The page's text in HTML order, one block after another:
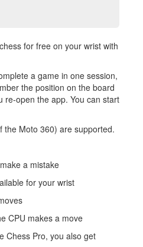
for free on your wrist with
a game in one session,
the position on the board
re-open the app. You can start
the Moto 360) are supported.
a mistake
for your wrist
CPU makes a move
Chess Pro, you also get